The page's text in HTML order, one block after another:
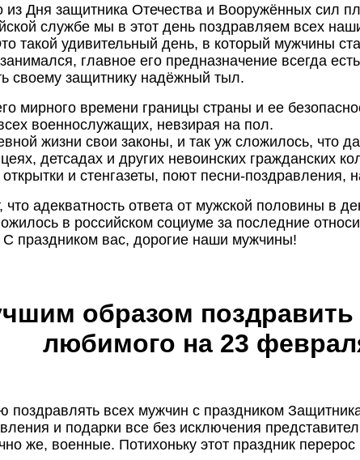
Дня защитника Отечества и Вооружённых сил
службе мы в этот день поздравляем всех
такой удивительный день, в который мужчины
главное его предназначение всегда
своему защитнику надёжный тыл.
мирного времени границы страны и ее
военнослужащих, невзирая на пол.
жизни свои законы, и так уж сложилось, что
детсадах и других невоинских гражданских
и стенгазеты, поют песни-
адекватность ответа от мужской половины в
в российском социуме за последние
С праздником вас, дорогие наши мужчины!
образом
любимого на 23
всех мужчин с праздником
и подарки все без исключения
же, военные. Потихоньку этот праздник